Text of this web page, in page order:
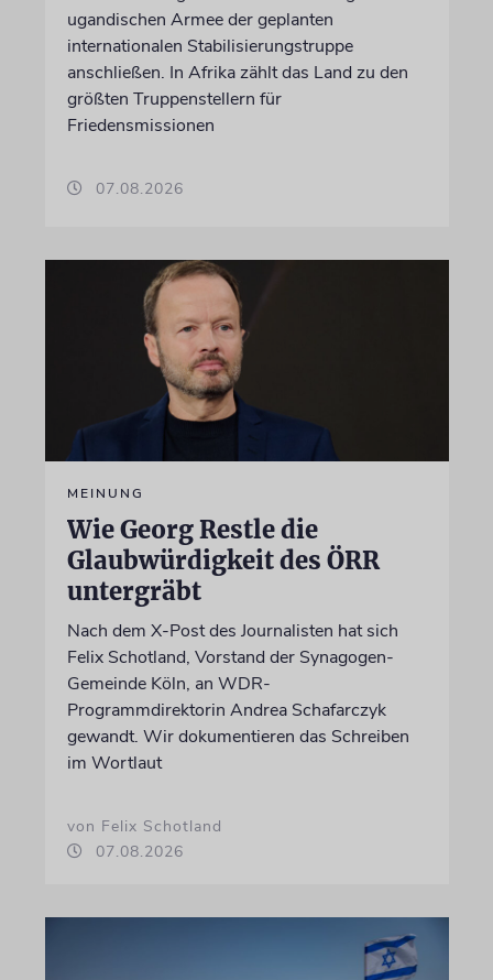
ugandischen Armee der geplanten
internationalen Stabilisierungstruppe
anschließen. In Afrika zählt das Land zu den
größten Truppenstellern für
Friedensmissionen
07.08.2026
MEINUNG
Wie Georg Restle die
Glaubwürdigkeit des ÖRR
untergräbt
Nach dem X-Post des Journalisten hat sich
Felix Schotland, Vorstand der Synagogen-
Gemeinde Köln, an WDR-
Programmdirektorin Andrea Schafarczyk
gewandt. Wir dokumentieren das Schreiben
im Wortlaut
von Felix Schotland
07.08.2026